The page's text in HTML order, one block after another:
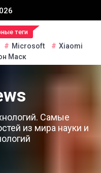
теги
Microsoft
Xiaomi
Маск
Самые
из мира науки и